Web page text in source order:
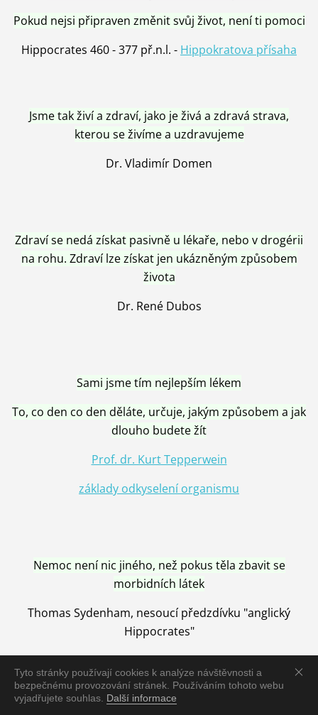
Tyto stránky používají cookies k analýze návštěvnosti a
bezpečnému provozování stránek. Používáním tohoto webu
vyjadřujete souhlas. Další informace
Pokud nejsi připraven změnit svůj život, není ti pomoci
Hippocrates 460 - 377 př.n.l. - Hippokratova přísaha
Jsme tak živí a zdraví, jako je živá a zdravá strava,
kterou se živíme a uzdravujeme
Dr. Vladimír Domen
Zdraví se nedá získat pasivně u lékaře, nebo v drogérii
na rohu. Zdraví lze získat jen ukázněným způsobem
života
Dr. René Dubos
Sami jsme tím nejlepším lékem
To, co den co den děláte, určuje, jakým způsobem a jak
dlouho budete žít
Prof. dr. Kurt Tepperwein
základy odkyselení organismu
Nemoc není nic jiného, než pokus těla zbavit se
morbidních látek
Thomas Sydenham, nesoucí předzdívku "anglický
Hippocrates"
Nemoc je vyléčena jen pomocí Přírody, neutralizací a